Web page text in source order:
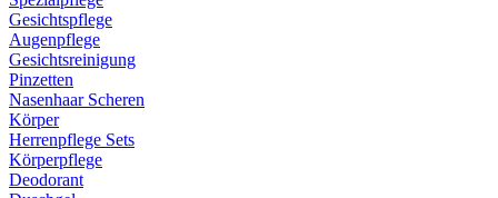
Gesichtspflege
Augenpflege
Gesichtsreinigung
Pinzetten
Nasenhaar Scheren
Körper
Herrenpflege Sets
Körperpflege
Deodorant